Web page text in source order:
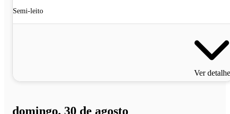
Semi-leito
Ver
domingo, 30 de agosto